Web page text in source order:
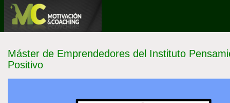
Pasar
contenido
Máster de Emprendedores del Instituto
Positivo